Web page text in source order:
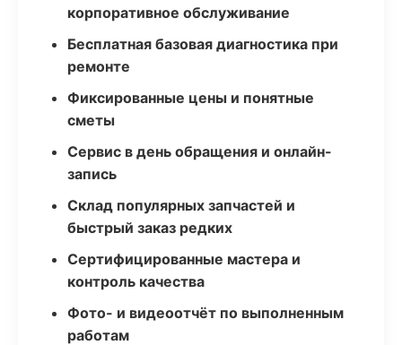
корпоративное обслуживание
Бесплатная базовая диагностика при
ремонте
Фиксированные цены и понятные
сметы
Сервис в день обращения и онлайн-
запись
Склад популярных запчастей и
быстрый заказ редких
Сертифицированные мастера и
контроль качества
Фото- и видеоотчёт по выполненным
работам